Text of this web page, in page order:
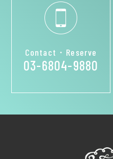
Contact・Reserve
03-6804-9880